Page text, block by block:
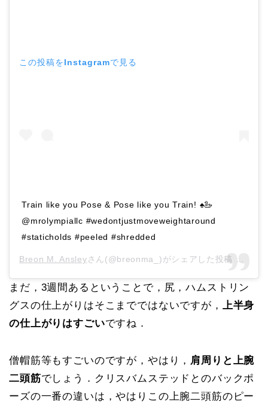
この投稿をInstagramで見る
Train like you Pose & Pose like you Train! ♠️🦢
@mrolympiallc #wedontjustmoveweightaround
#staticholds #peeled #shredded
Breon M. Ansleyさん(@breonma_)がシェアした投稿 –
まだ，3週間あるということで，尻，ハムストリン
グスの仕上がりはそこまでではないですが，
上半身
の仕上がりはすごいですね．
僧帽筋等もすごいのですが，やはり， 肩周りと上腕
二頭筋でしょう．クリスバムステッドとのバックポ
ーズの一番の違いは，やはりこの上腕二頭筋のピー